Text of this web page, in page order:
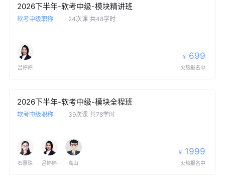
2026下半年-软考中级-模块精讲班
软考中级职称 24次课 共48学时
吕婷婷
¥ 699
火热报名中
2026下半年-软考中级-模块全程班
软考中级职称 39次课 共78学时
石惠珠 吕婷婷 高山
¥ 1999
火热报名中